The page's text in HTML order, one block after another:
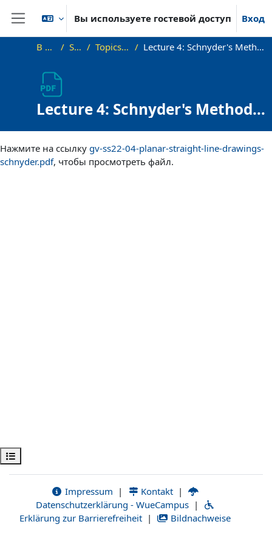
Перейти к основному содержанию
Боковая панель
Вы используете гостевой доступ Вход
Открыть оглавление курса
В начало SS22_VG Topics and Lectures Lecture 4: Schnyder's Method for Drawing Planar Graphs (long)
Lecture 4: Schnyder's Method
for Drawing Planar Graphs
(long)
Нажмите на ссылку gv-ss22-04-planar-straight-line-drawings-
schnyder.pdf, чтобы просмотреть файл.
Impressum | Kontakt |
Datenschutzerklärung - WueCampus |
Erklärung zur Barrierefreiheit | Bildnachweise